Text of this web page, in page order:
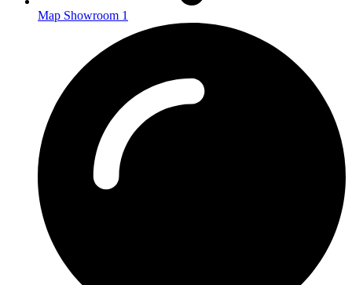
Map Showroom 1